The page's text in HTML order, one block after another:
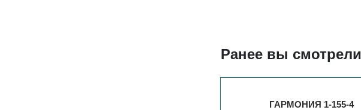
Ранее вы смотрели
ГАРМОНИЯ 1-155-4